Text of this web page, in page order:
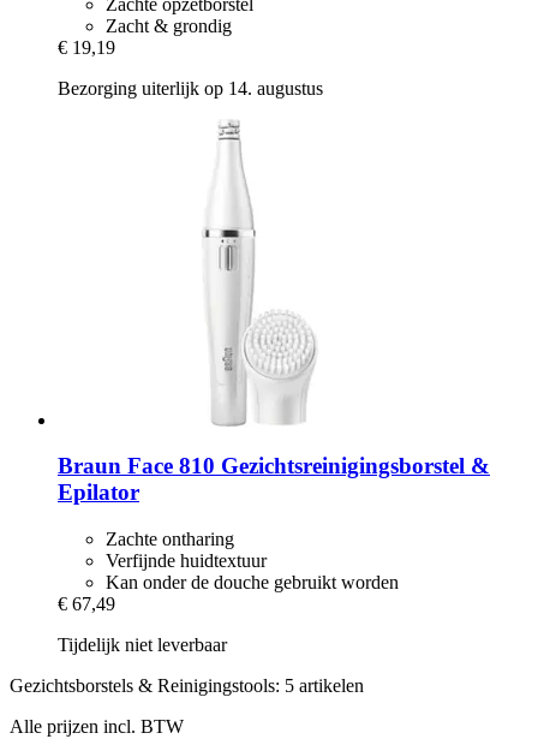
Zacht & grondig
€ 19,19
Bezorging uiterlijk op 14. augustus
Braun Face 810 Gezichtsreinigingsborstel &
Epilator
Zachte ontharing
Verfijnde huidtextuur
Kan onder de douche gebruikt worden
€ 67,49
Tijdelijk niet leverbaar
Gezichtsborstels & Reinigingstools: 5 artikelen
Alle prijzen incl. BTW